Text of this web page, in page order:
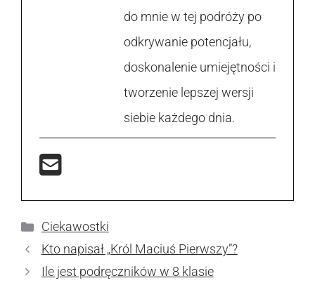
do mnie w tej podróży po
odkrywanie potencjału,
doskonalenie umiejętności i
tworzenie lepszej wersji
siebie każdego dnia.
Kategorie
Ciekawostki
Kto napisał „Król Maciuś Pierwszy”?
Ile jest podręczników w 8 klasie